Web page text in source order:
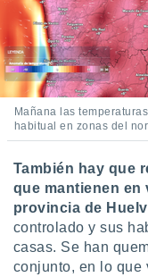
únicos
similares
como
este sitio
IP
posible
traten tus
en
interés
a lo que
Para
Mañana las
habitual en zonas del
También hay que
que mantienen en
provincia de
controlado y sus
casas. Se han
conjunto, en lo que